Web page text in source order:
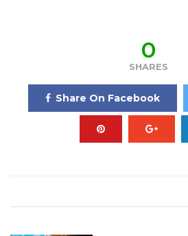
0
SHARES
Share On Facebook